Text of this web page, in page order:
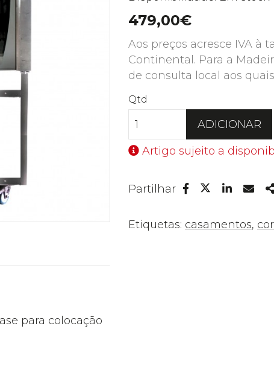
479,00€
Aos preços acresce IVA à
Continental. Para a
de consulta local aos
Qtd
ADICIONAR
Artigo sujeito a
Partilhar
Facebook
Etiquetas: casamentos,
para colocação